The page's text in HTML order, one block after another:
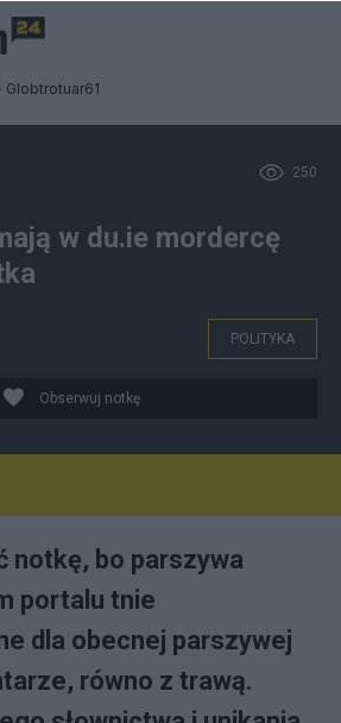
Globtrotuar61
250
w du.ie mordercę
POLITYKA
Obserwuj notkę
notkę, bo parszywa
portalu tnie
dla obecnej parszywej
równo z trawą.